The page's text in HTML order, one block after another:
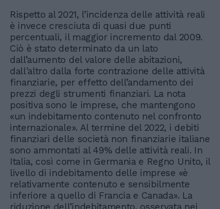
Rispetto al 2021, l’incidenza delle attività reali
è invece cresciuta di quasi due punti
percentuali, il maggior incremento dal 2009.
Ciò è stato determinato da un lato
dall’aumento del valore delle abitazioni,
dall'altro dalla forte contrazione delle attività
finanziarie, per effetto dell’andamento dei
prezzi degli strumenti finanziari. La nota
positiva sono le imprese, che mantengono
«un indebitamento contenuto nel confronto
internazionale». Al termine del 2022, i debiti
finanziari delle società non finanziarie italiane
sono ammontati al 49% delle attività reali. In
Italia, così come in Germania e Regno Unito, il
livello di indebitamento delle imprese «è
relativamente contenuto e sensibilmente
inferiore a quello di Francia e Canada». La